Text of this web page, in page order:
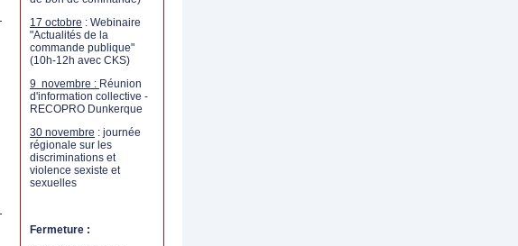
17 octobre : Webinaire
"Actualités de la
commande publique"
(10h-12h avec CKS)
9 novembre : Réunion
d'information collective -
RECOPRO Dunkerque
30 novembre : journée
régionale sur les
discriminations et
violence sexiste et
sexuelles
Fermeture :